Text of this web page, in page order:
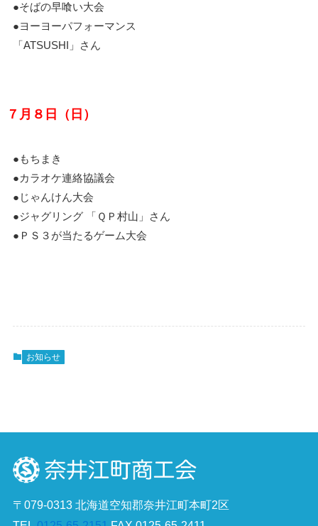
●そばの早喰い大会
●ヨーヨーパフォーマンス
「ATSUSHI」さん
７月８日（日）
●もちまき
●カラオケ連絡協議会
●じゃんけん大会
●ジャグリング 「ＱＰ村山」さん
●ＰＳ３が当たるゲーム大会
お知らせ
〒079-0313 北海道空知郡奈井江町本町2区